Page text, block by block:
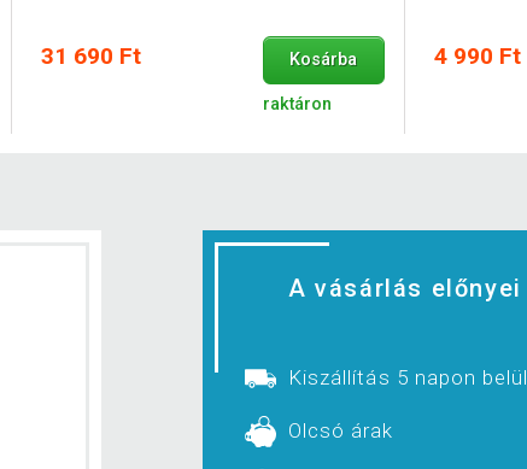
31 690 Ft Kosárba
raktáron
4 990 Ft
A vásárlás előnyei
Kiszállítás 5 napon belül
Olcsó árak